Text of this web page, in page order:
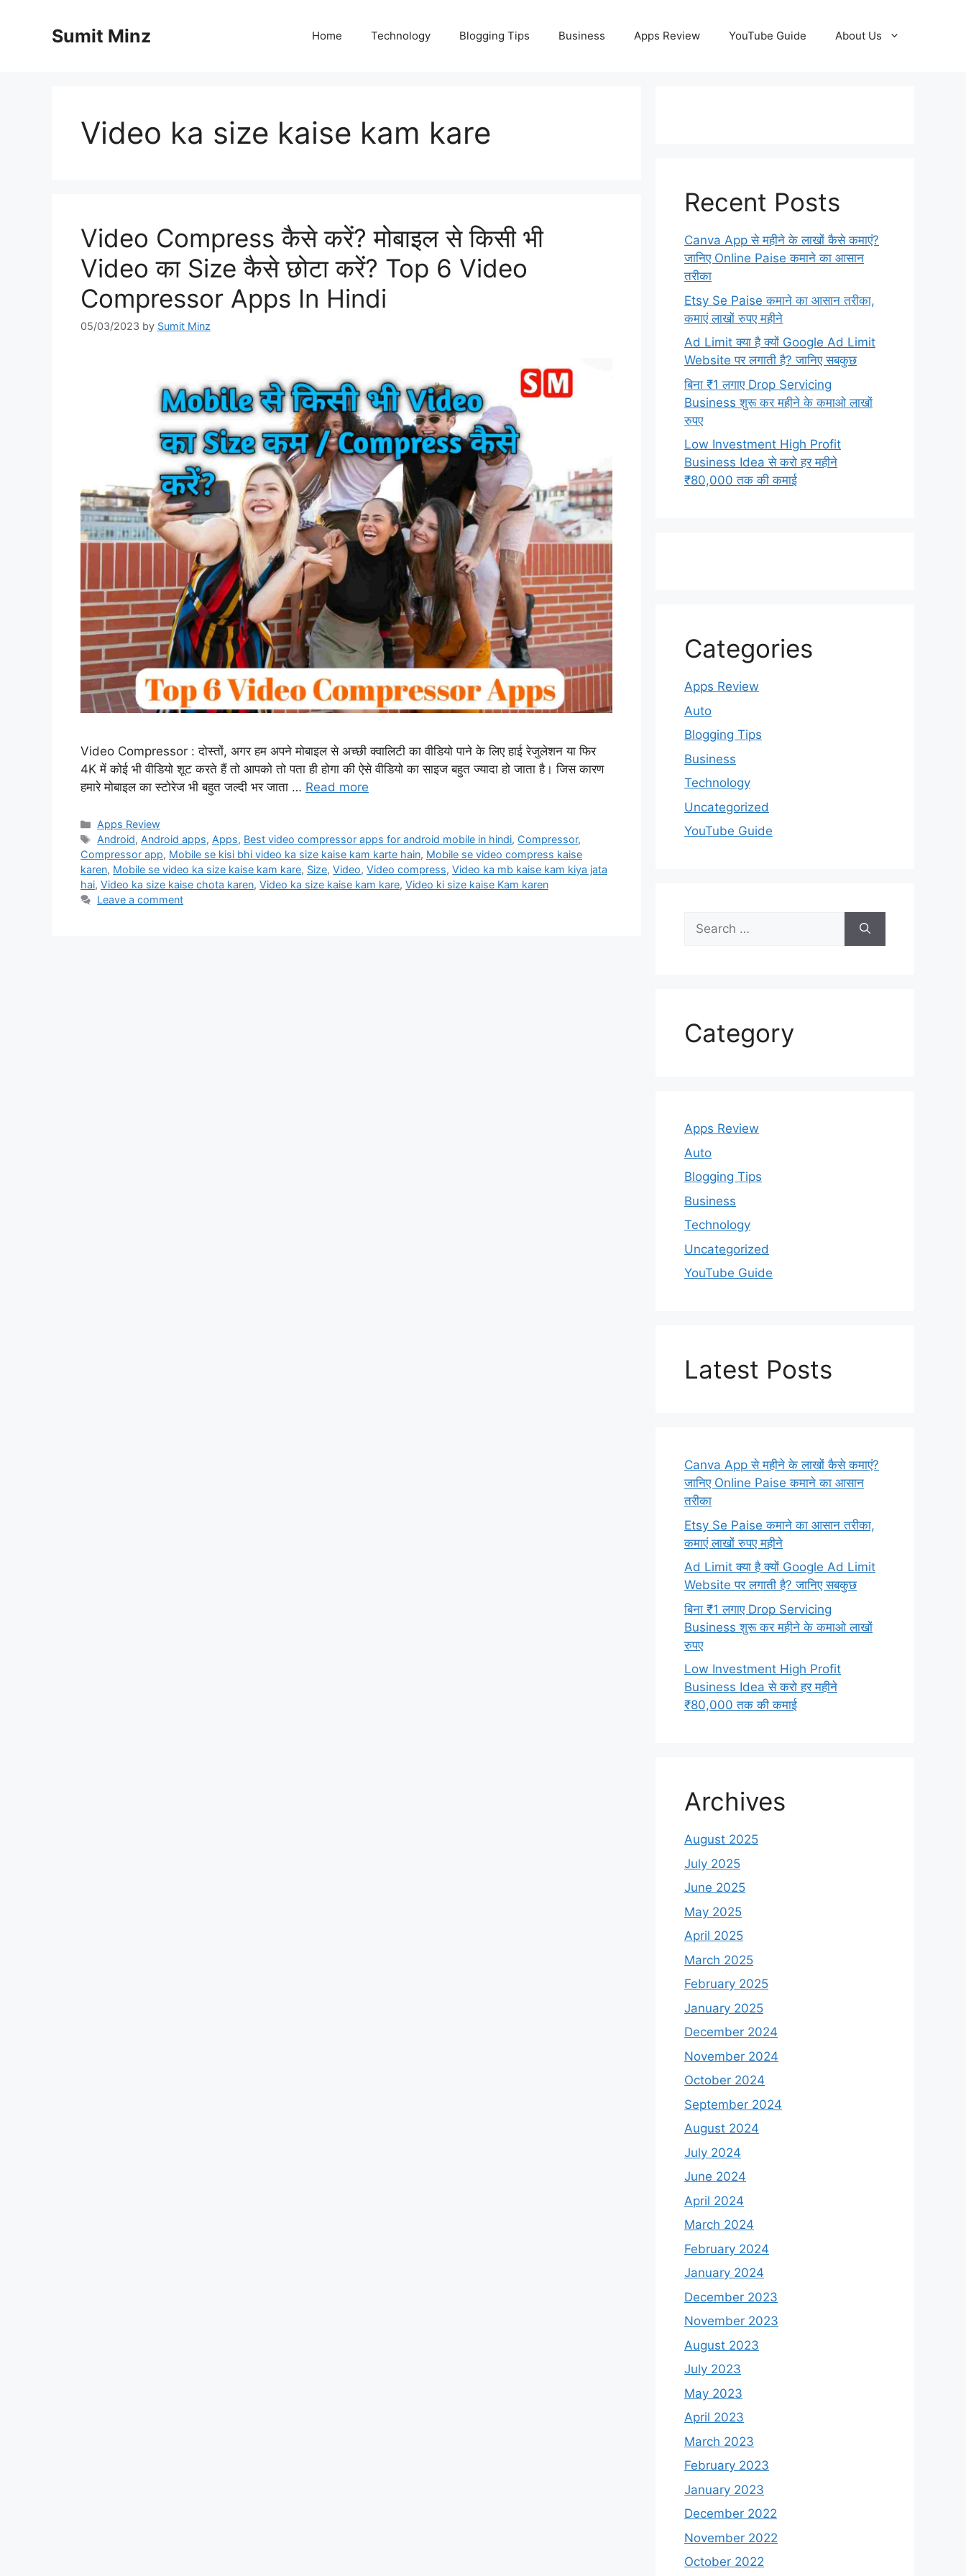
Sumit Minz Home Technology Blogging Tips Business Apps Review YouTube Guide About Us
Video ka size kaise kam kare
Video Compress कैसे करें? मोबाइल से किसी भी
Video का Size कैसे छोटा करें? Top 6 Video
Compressor Apps In Hindi
05/03/2023 by Sumit Minz
Video Compressor : दोस्तों, अगर हम अपने मोबाइल से अच्छी क्वालिटी का वीडियो पाने के लिए हाई रेजुलेशन या फिर
4K में कोई भी वीडियो शूट करते हैं तो आपको तो पता ही होगा की ऐसे वीडियो का साइज बहुत ज्यादा हो जाता है। जिस कारण
हमारे मोबाइल का स्टोरेज भी बहुत जल्दी भर जाता … Read more
Categories
Apps Review
Tags
Android,Android apps,Apps, Best video compressor apps for android mobile in hindi, Compressor,
Compressor app, Mobile se kisi bhi video ka size kaise kam karte hain, Mobile se video compress kaise
karen, Mobile se video ka size kaise kam kare, Size, Video, Video compress, Video ka mb kaise kam kiya jata
hai, Video ka size kaise chota karen, Video ka size kaise kam kare, Video ki size kaise Kam karen
Leave a comment
Recent Posts
Canva App से महीने के लाखों कैसे कमाएं?
जानिए Online Paise कमाने का आसान
तरीका
Etsy Se Paise कमाने का आसान तरीका,
कमाएं लाखों रुपए महीने
Ad Limit क्या है क्यों Google Ad Limit
Website पर लगाती है? जानिए सबकुछ
बिना ₹1 लगाए Drop Servicing
Business शुरू कर महीने के कमाओ लाखों
रुपए
Low Investment High Profit
Business Idea से करो हर महीने
₹80,000 तक की कमाई
Categories
Apps Review
Auto
Blogging Tips
Business
Technology
Uncategorized
YouTube Guide
Search
for:
Category
Apps Review
Auto
Blogging Tips
Business
Technology
Uncategorized
YouTube Guide
Latest Posts
Canva App से महीने के लाखों कैसे कमाएं?
जानिए Online Paise कमाने का आसान
तरीका
Etsy Se Paise कमाने का आसान तरीका,
कमाएं लाखों रुपए महीने
Ad Limit क्या है क्यों Google Ad Limit
Website पर लगाती है? जानिए सबकुछ
बिना ₹1 लगाए Drop Servicing
Business शुरू कर महीने के कमाओ लाखों
रुपए
Low Investment High Profit
Business Idea से करो हर महीने
₹80,000 तक की कमाई
Archives
August 2025
July 2025
June 2025
May 2025
April 2025
March 2025
February 2025
January 2025
December 2024
November 2024
October 2024
September 2024
August 2024
July 2024
June 2024
April 2024
March 2024
February 2024
January 2024
December 2023
November 2023
August 2023
July 2023
May 2023
April 2023
March 2023
February 2023
January 2023
December 2022
November 2022
October 2022